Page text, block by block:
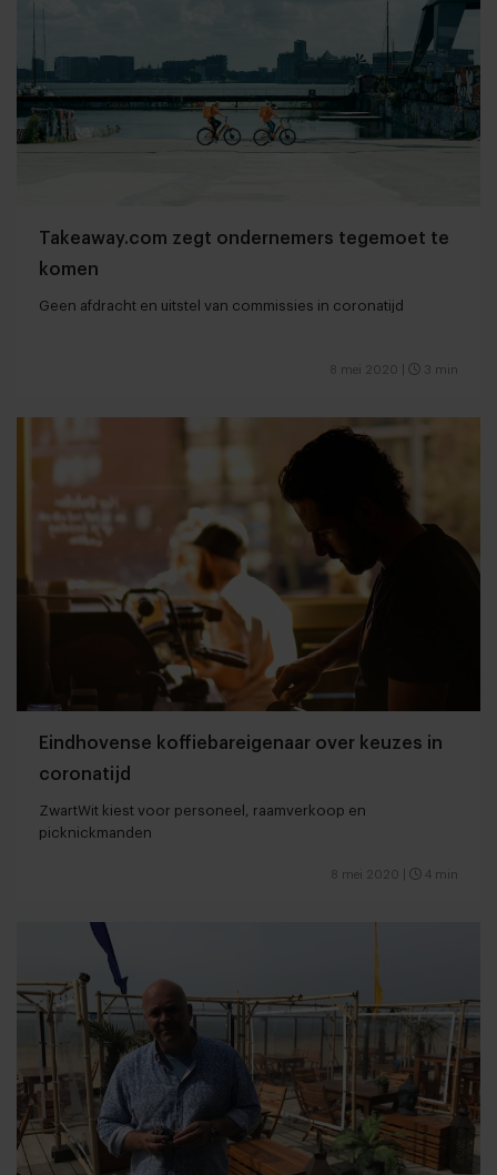
Takeaway.com zegt ondernemers tegemoet te
komen
Geen afdracht en uitstel van commissies in coronatijd
8 mei 2020 3 min
Eindhovense koffiebareigenaar over keuzes in
coronatijd
ZwartWit kiest voor personeel, raamverkoop en
picknickmanden
8 mei 2020 4 min